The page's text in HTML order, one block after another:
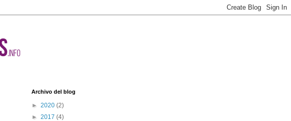
Archivo del blog
► 2020 (2)
► 2017 (4)